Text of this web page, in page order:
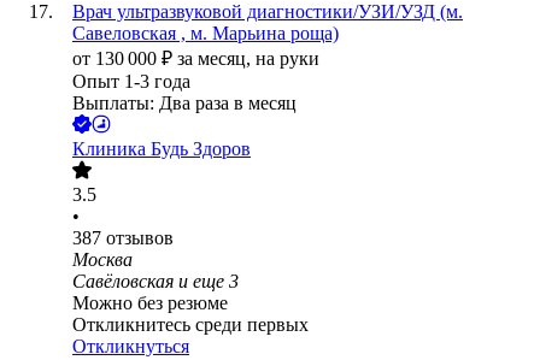
Врач ультразвуковой диагностики/УЗИ/УЗД (м.
Савеловская , м. Марьина роща)
от 130 000 ₽ за месяц, на руки
Опыт 1-3 года
Выплаты: Два раза в месяц
Клиника Будь Здоров
3.5
•
387 отзывов
Москва
Савёловская и еще 3
Можно без резюме
Откликнитесь среди первых
Откликнуться